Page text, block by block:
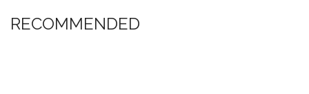
RECOMMENDED